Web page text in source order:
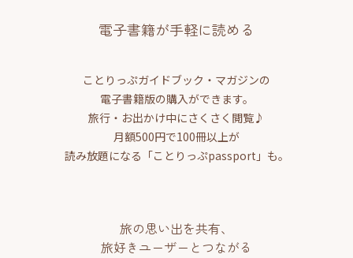
電子書籍が手軽に読める
ことりっぷガイドブック・マガジンの
電子書籍版の購入ができます。
旅行・お出かけ中にさくさく閲覧♪
月額500円で100冊以上が
読み放題になる「ことりっぷpassport」も。
旅の思い出を共有、
旅好きユーザーとつながる